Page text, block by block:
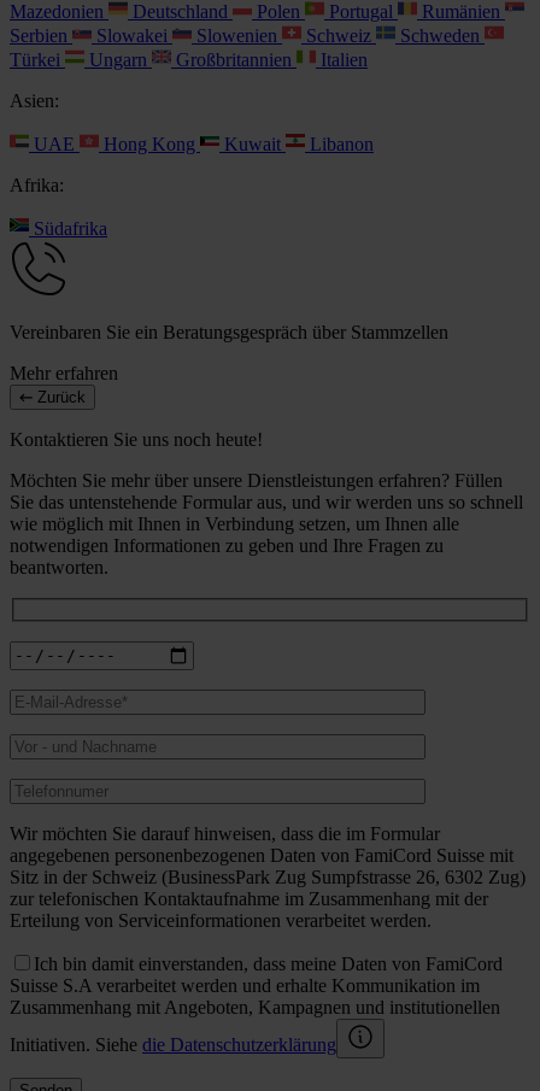
Mazedonien
Deutschland Polen Portugal
Rumänien
Serbien
Slowakei Slowenien Schweiz
Schweden
Türkei
Ungarn Großbritannien
Italien
Asien:
UAE Hong Kong Kuwait
Libanon
Afrika:
Südafrika
Vereinbaren Sie ein Beratungsgespräch über Stammzellen
Mehr erfahren
Zurück
Kontaktieren Sie uns noch heute!
Möchten Sie mehr über unsere Dienstleistungen erfahren? Füllen
Sie das untenstehende Formular aus, und wir werden uns so schnell
wie möglich mit Ihnen in Verbindung setzen, um Ihnen alle
notwendigen Informationen zu geben und Ihre Fragen zu
beantworten.
Wir möchten Sie darauf hinweisen, dass die im Formular
angegebenen personenbezogenen Daten von FamiCord Suisse mit
Sitz in der Schweiz (BusinessPark Zug Sumpfstrasse 26, 6302 Zug)
zur telefonischen Kontaktaufnahme im Zusammenhang mit der
Erteilung von Serviceinformationen verarbeitet werden.
Ich bin damit einverstanden, dass meine Daten von FamiCord
Suisse S.A verarbeitet werden und erhalte Kommunikation im
Zusammenhang mit Angeboten, Kampagnen und institutionellen
Initiativen. Siehe die Datenschutzerklärung